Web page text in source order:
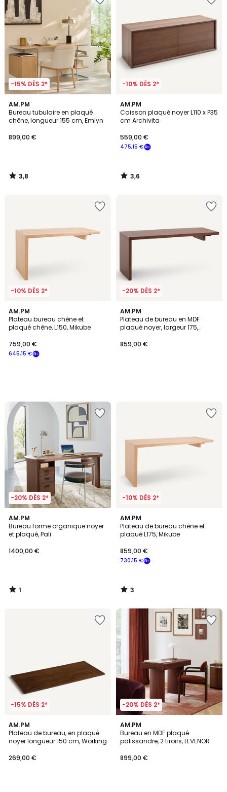
-15% DÈS 2*
AM.PM
Bureau tubulaire en plaqué
chêne, longueur 155 cm, Emlyn
899,00 €
3,8
/ 5
3,8
/
-10% DÈS 2*
AM.PM
Caisson plaqué noyer L110 x P35
cm Archivita
475,15 €
559,00 €
3,6
/ 5
3,6
/
-10% DÈS 2*
AM.PM
Plateau bureau chêne et
plaqué chêne, L150, Mikube
645,15 €
759,00 €
-20% DÈS 2*
AM.PM
Plateau de bureau en MDF
plaqué noyer, largeur 175,
859,00 €
-20% DÈS 2*
AM.PM
Bureau forme organique noyer
et plaqué, Pali
1400,00 €
1
/
5
1
/
-10% DÈS 2*
AM.PM
Plateau de bureau chêne et
plaqué L175, Mikube
730,15 €
859,00 €
3
/
5
3
/
-15% DÈS 2*
AM.PM
Plateau de bureau, en plaqué
noyer longueur 150 cm, Working
269,00 €
2
/
5
-20% DÈS 2*
AM.PM
Bureau en MDF plaqué
palissandre, 2 tiroirs, LEVENOR
899,00 €